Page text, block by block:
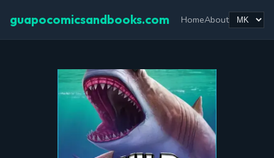
guapocomicsandbooks.com HomeAbout